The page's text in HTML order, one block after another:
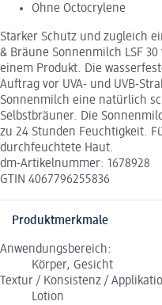
Ohne Octocrylene
Starker Schutz und zugleich
& Bräune Sonnenmilch LSF
einem Produkt. Die
Auftrag vor UVA- und UVB-
Sonnenmilch eine natürlich
Selbstbräuner. Die
zu 24 Stunden Feuchtigkeit.
durchfeuchtete Haut.
dm-Artikelnummer: 1678928
GTIN 4067796255836
Produktmerkmale
Anwendungsbereich:
Körper, Gesicht
Textur / Konsistenz /
Lotion